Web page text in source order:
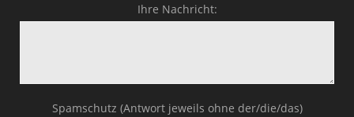
Ihre Nachricht:
Spamschutz (Antwort jeweils ohne der/die/das)